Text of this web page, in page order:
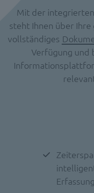
Mit der integrierten
steht Ihnen über Ihre
vollständiges
Verfügung und